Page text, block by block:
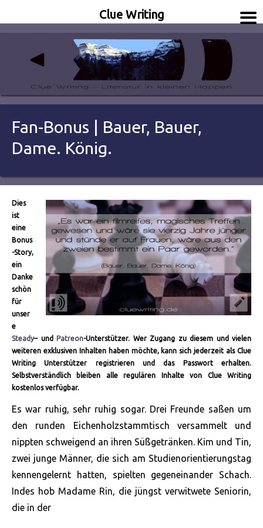
Clue Writing
Fan-Bonus | Bauer, Bauer,
Dame. König.
Dies
ist
eine
Bonus
-Story,
ein
Danke
schön
für
unser
e
Steady– und Patreon-Unterstützer. Wer Zugang zu diesem und vielen
weiteren exklusiven Inhalten haben möchte, kann sich jederzeit als Clue
Writing Unterstützer registrieren und das Passwort erhalten.
Selbstverständlich bleiben alle regulären Inhalte von Clue Writing
kostenlos verfügbar.
Es war ruhig, sehr ruhig sogar. Drei Freunde saßen um
den runden Eichenholzstammtisch versammelt und
nippten schweigend an ihren Süßgetränken. Kim und Tin,
zwei junge Männer, die sich am Studienorientierungstag
kennengelernt hatten, spielten gegeneinander Schach.
Indes hob Madame Rin, die jüngst verwitwete Seniorin,
die in der
Clue Writing